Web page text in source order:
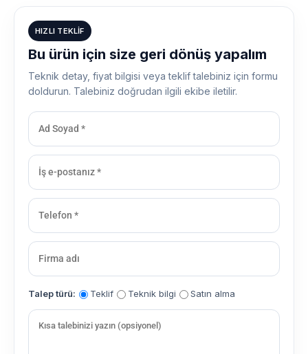
HIZLI TEKLIF
Bu ürün için size geri dönüş yapalım
Teknik detay, fiyat bilgisi veya teklif talebiniz için formu
doldurun. Talebiniz doğrudan ilgili ekibe iletilir.
Talep türü: Teklif Teknik bilgi Satın alma